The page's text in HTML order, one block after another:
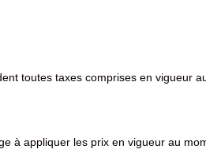
toutes taxes comprises en vigueur
à appliquer les prix en vigueur au